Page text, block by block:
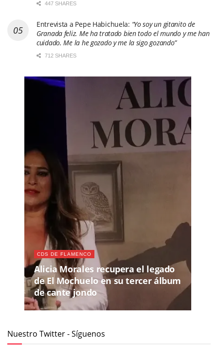
447 SHARES
Entrevista a Pepe Habichuela: “Yo soy un gitanito de
Granada feliz. Me ha tratado bien todo el mundo y me han
cuidado. Me la he gozado y me la sigo gozando”
712 SHARES
CDS DE FLAMENCO
Alicia Morales recupera el legado
de El Mochuelo en su tercer álbum
de cante jondo
Nuestro Twitter - Síguenos